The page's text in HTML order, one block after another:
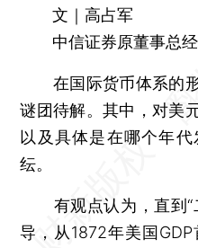
文｜高占军
中信证券原董事总经
在国际货币体系的形
谜团待解。其中，对美
以及具体是在哪个年
纭。
有观点认为，直到“
导，从1872年美国